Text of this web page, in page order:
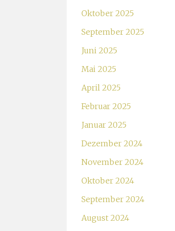
Oktober 2025
September 2025
Juni 2025
Mai 2025
April 2025
Februar 2025
Januar 2025
Dezember 2024
November 2024
Oktober 2024
September 2024
August 2024